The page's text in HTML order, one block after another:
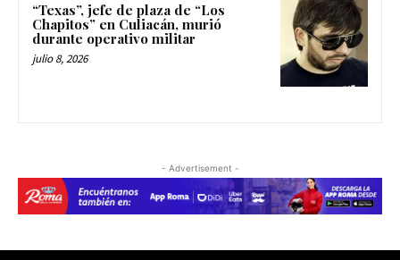
“Texas”, jefe de plaza de “Los
Chapitos” en Culiacán, murió
durante operativo militar
julio 8, 2026
- Advertisement -